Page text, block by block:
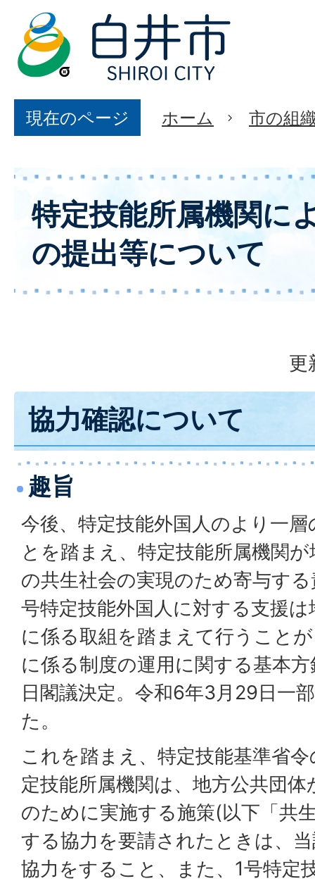
現在のページ ホーム 市の組
特定技能所属機関に
の提出等について
更
協力確認について
趣旨
今後、特定技能外国人のより一
とを踏まえ、特定技能所属機関
の共生社会の実現のため寄与す
号特定技能外国人に対する支援
に係る取組を踏まえて行うこと
に係る制度の運用に関する基本
日閣議決定。令和6年3月29日一
た。
これを踏まえ、特定技能基準省
定技能所属機関は、地方公共団
のために実施する施策(以下「共
する協力を要請されたときは、
協力をすること、また、1号特定